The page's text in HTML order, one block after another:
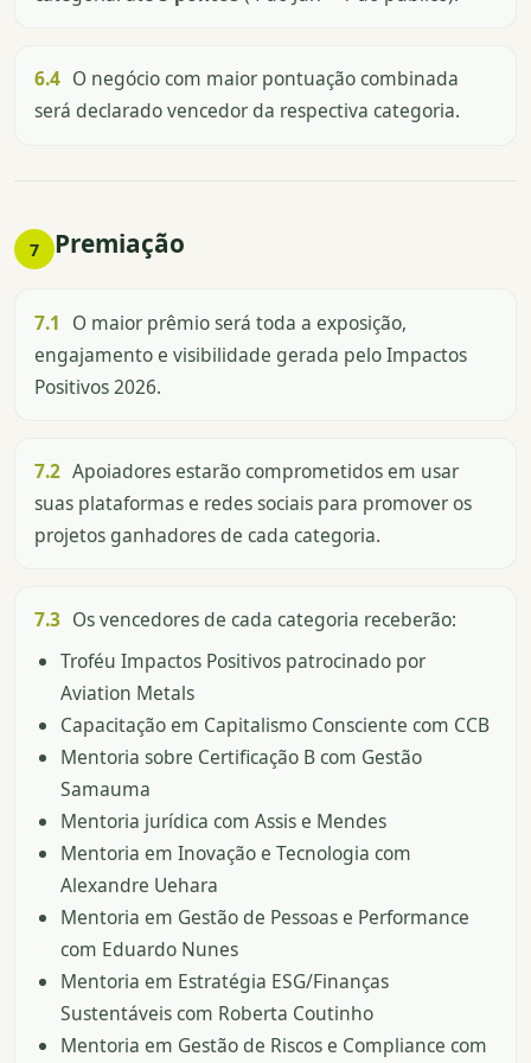
6.4 O negócio com maior pontuação combinada
será declarado vencedor da respectiva categoria.
7 Premiação
7.1 O maior prêmio será toda a exposição,
engajamento e visibilidade gerada pelo Impactos
Positivos 2026.
7.2 Apoiadores estarão comprometidos em usar
suas plataformas e redes sociais para promover os
projetos ganhadores de cada categoria.
7.3 Os vencedores de cada categoria receberão:
Troféu Impactos Positivos patrocinado por
Aviation Metals
Capacitação em Capitalismo Consciente com CCB
Mentoria sobre Certificação B com Gestão
Samauma
Mentoria jurídica com Assis e Mendes
Mentoria em Inovação e Tecnologia com
Alexandre Uehara
Mentoria em Gestão de Pessoas e Performance
com Eduardo Nunes
Mentoria em Estratégia ESG/Finanças
Sustentáveis com Roberta Coutinho
Mentoria em Gestão de Riscos e Compliance com